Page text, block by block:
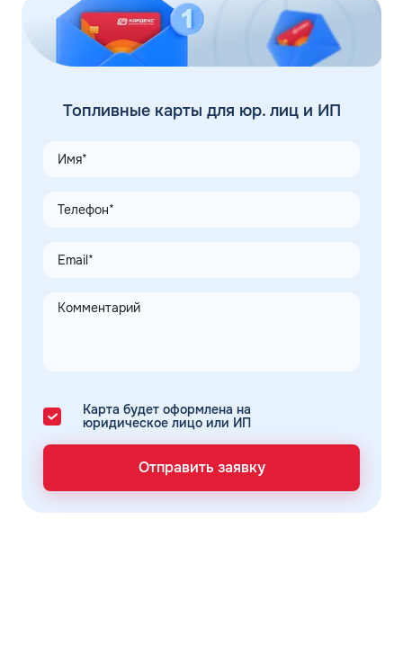
Топливные карты для юр. лиц и ИП
Карта будет оформлена на
юридическое лицо или ИП
Отправить заявку